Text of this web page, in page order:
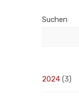
Suchen
2024 (3)